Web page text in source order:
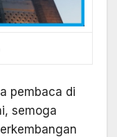
pembaca di
semoga